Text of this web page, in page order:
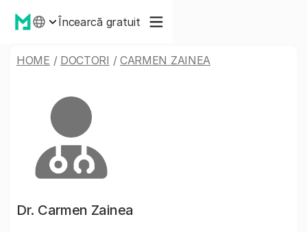
Încearcă gratuit
HOME / DOCTORI / CARMEN ZAINEA
Dr. Carmen Zainea